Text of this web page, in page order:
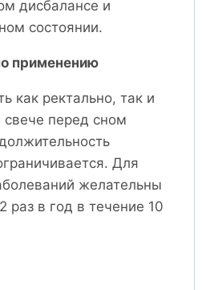
дисбалансе и
состоянии.
применению
как ректально, так и
свече перед сном
Для
желательны
раз в год в течение 10